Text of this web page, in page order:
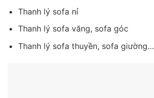
Thanh lý sofa nỉ
Thanh lý sofa văng, sofa góc
Thanh lý sofa thuyền, sofa giường…